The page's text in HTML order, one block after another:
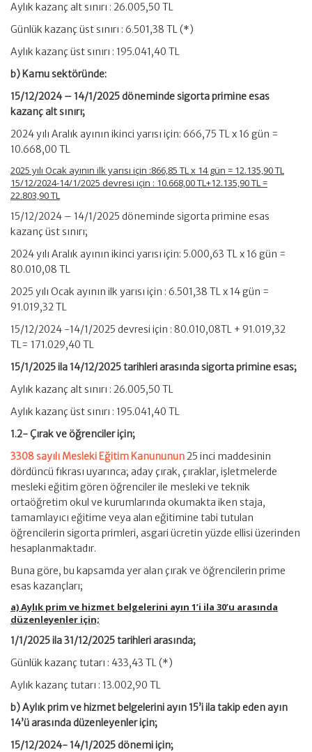
Aylık kazanç alt sınırı : 26.005,50 TL
Günlük kazanç üst sınırı : 6.501,38 TL (*)
Aylık kazanç üst sınırı : 195.041,40 TL
b) Kamu sektöründe:
15/12/2024 – 14/1/2025 döneminde sigorta primine esas
kazanç alt sınırı;
2024 yılı Aralık ayının ikinci yarısı için: 666,75 TL x 16 gün =
10.668,00 TL
2025 yılı Ocak ayının ilk yarısı için :866,85 TL x 14 gün = 12.135,90 TL
15/12/2024-14/1/2025 devresi için : 10.668,00 TL+12.135,90 TL =
22.803,90 TL
15/12/2024 – 14/1/2025 döneminde sigorta primine esas
kazanç üst sınırı;
2024 yılı Aralık ayının ikinci yarısı için: 5.000,63 TL x 16 gün =
80.010,08 TL
2025 yılı Ocak ayının ilk yarısı için : 6.501,38 TL x 14 gün =
91.019,32 TL
15/12/2024 -14/1/2025 devresi için : 80.010,08TL + 91.019,32
TL= 171.029,40 TL
15/1/2025 ila 14/12/2025 tarihleri arasında sigorta primine esas;
Aylık kazanç alt sınırı : 26.005,50 TL
Aylık kazanç üst sınırı : 195.041,40 TL
1.2- Çırak ve öğrenciler için;
3308 sayılı Mesleki Eğitim Kanununun25 inci maddesinin
dördüncü fıkrası uyarınca; aday çırak, çıraklar, işletmelerde
mesleki eğitim gören öğrenciler ile mesleki ve teknik
ortaöğretim okul ve kurumlarında okumakta iken staja,
tamamlayıcı eğitime veya alan eğitimine tabi tutulan
öğrencilerin sigorta primleri, asgari ücretin yüzde ellisi üzerinden
hesaplanmaktadır.
Buna göre, bu kapsamda yer alan çırak ve öğrencilerin prime
esas kazançları;
a) Aylık prim ve hizmet belgelerini ayın 1’i ila 30’u arasında
düzenleyenler için;
1/1/2025 ila 31/12/2025 tarihleri arasında;
Günlük kazanç tutarı : 433,43 TL (*)
Aylık kazanç tutarı : 13.002,90 TL
b) Aylık prim ve hizmet belgelerini ayın 15’i ila takip eden ayın
14’ü arasında düzenleyenler için;
15/12/2024- 14/1/2025 dönemi için;